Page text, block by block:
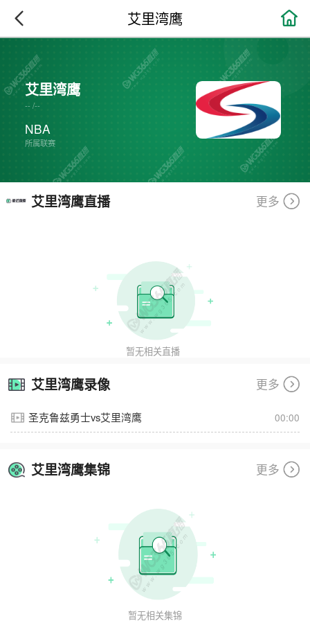
 艾里湾鹰
艾里湾鹰
-- /--
NBA
所属联赛
艾里湾鹰直播 更多
暂无相关直播
艾里湾鹰录像 更多
圣克鲁兹勇士vs艾里湾鹰 00:00
艾里湾鹰集锦 更多
暂无相关集锦